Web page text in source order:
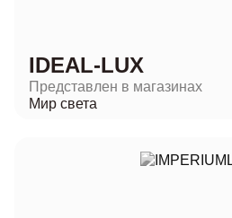
IDEAL-LUX
Представлен в магазинах
Мир света